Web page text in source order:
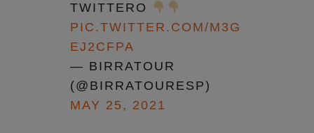
TWITTERO
PIC.TWITTER.COM/M3G
EJ2CFPA
— BIRRATOUR
(@BIRRATOURESP)
MAY 25, 2021